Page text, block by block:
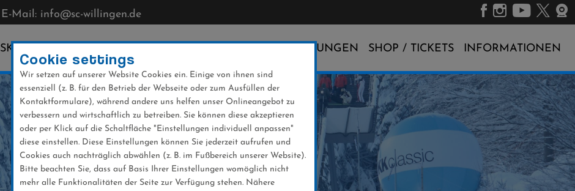
E-Mail: info@sc-willingen.de
SKI-CLUB VERANSTALTUNGEN SHOP / TICKETS INFORMATIONEN
Cookie settings
Wir setzen auf unserer Website Cookies ein. Einige von ihnen sind
essenziell (z. B. für den Betrieb der Webseite oder zum Ausfüllen der
Kontaktformulare), während andere uns helfen unser Onlineangebot zu
verbessern und wirtschaftlich zu betreiben. Sie können diese akzeptieren
oder per Klick auf die Schaltfläche "Einstellungen individuell anpassen"
diese einstellen. Diese Einstellungen können Sie jederzeit aufrufen und
Cookies auch nachträglich abwählen (z. B. im Fußbereich unserer Website).
Bitte beachten Sie, dass auf Basis Ihrer Einstellungen womöglich nicht
mehr alle Funktionalitäten der Seite zur Verfügung stehen. Nähere